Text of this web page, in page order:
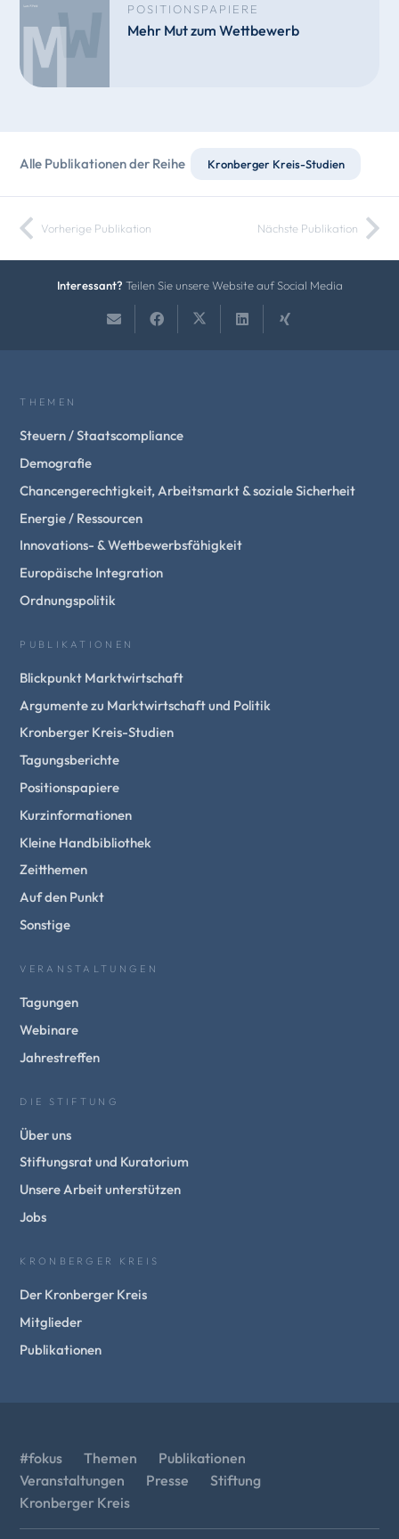
POSITIONSPAPIERE
Mehr Mut zum Wettbewerb
Alle Publikationen der Reihe Kronberger Kreis-Studien
Vorherige Publikation Nächste Publikation
Interessant? Teilen Sie unsere Website auf Social Media
THEMEN
Steuern / Staatscompliance
Demografie
Chancengerechtigkeit, Arbeitsmarkt & soziale Sicherheit
Energie / Ressourcen
Innovations- & Wettbewerbsfähigkeit
Europäische Integration
Ordnungspolitik
PUBLIKATIONEN
Blickpunkt Marktwirtschaft
Argumente zu Marktwirtschaft und Politik
Kronberger Kreis-Studien
Tagungsberichte
Positionspapiere
Kurzinformationen
Kleine Handbibliothek
Zeitthemen
Auf den Punkt
Sonstige
VERANSTALTUNGEN
Tagungen
Webinare
Jahrestreffen
DIE STIFTUNG
Über uns
Stiftungsrat und Kuratorium
Unsere Arbeit unterstützen
Jobs
KRONBERGER KREIS
Der Kronberger Kreis
Mitglieder
Publikationen
#fokus Themen
Publikationen
Veranstaltungen
Presse
Stiftung
Kronberger Kreis